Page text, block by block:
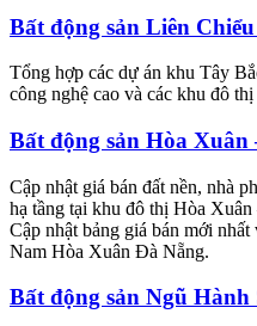
Bất động sản Liên
Tổng hợp các dự án khu Tây
công nghệ cao và các khu đô
Bất động sản Hòa
Cập nhật giá bán đất nền, nhà
hạ tầng tại khu đô thị Hòa
Cập nhật bảng giá bán mới
Nam Hòa Xuân Đà Nẵng.
Bất động sản Ngũ